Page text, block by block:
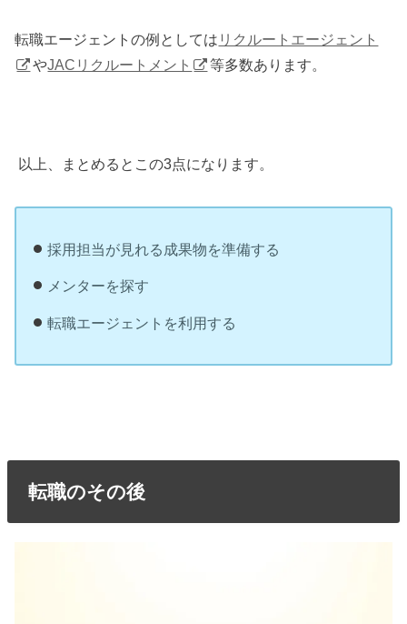
転職エージェントの例としては リクルートエージェント
やJACリクルートメント 等多数あります。
以上、まとめるとこの3点になります。
採用担当が見れる成果物を準備する
メンターを探す
転職エージェントを利用する
転職のその後